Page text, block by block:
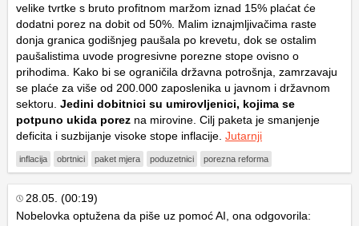
velike tvrtke s bruto profitnom maržom iznad 15% plaćat će
dodatni porez na dobit od 50%. Malim iznajmljivačima raste
donja granica godišnjeg paušala po krevetu, dok se ostalim
paušalistima uvode progresivne porezne stope ovisno o
prihodima. Kako bi se ograničila državna potrošnja, zamrzavaju
se plaće za više od 200.000 zaposlenika u javnom i državnom
sektoru. Jedini dobitnici su umirovljenici, kojima se
potpuno ukida porez na mirovine. Cilj paketa je smanjenje
deficita i suzbijanje visoke stope inflacije. Jutarnji
inflacija obrtnici paket mjera poduzetnici porezna reforma
28.05. (00:19)
Nobelovka optužena da piše uz pomoć AI, ona odgovorila: